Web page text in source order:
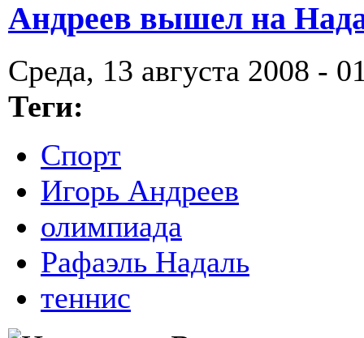
Андреев вышел на
Среда, 13 августа 2008 -
Теги:
Спорт
Игорь Андреев
олимпиада
Рафаэль Надаль
теннис